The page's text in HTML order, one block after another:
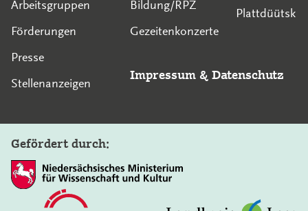
Arbeitsgruppen
Förderungen
Presse
Stellenanzeigen
Bildung/RPZ
Gezeitenkonzerte
Plattdüütsk
Impressum & Datenschutz
Gefördert durch: